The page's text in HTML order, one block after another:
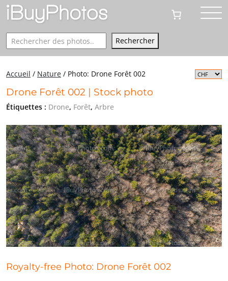
Rechercher Rechercher
Accueil / Nature / Photo: Drone Forêt 002
Drone Forêt 002 | Stock photo
Étiquettes : Drone, Forêt, Arbre
Royalty-free Photo: Drone Forêt 002